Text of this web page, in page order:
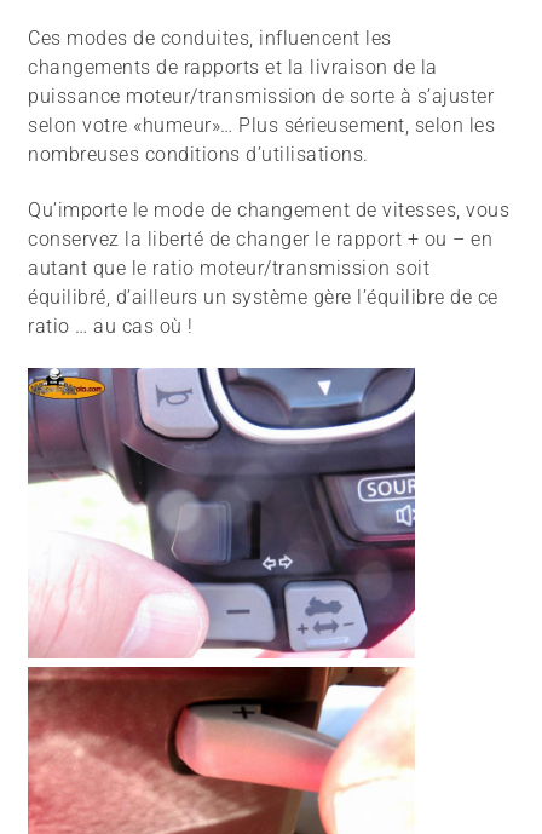
Ces modes de conduites, influencent les
changements de rapports et la livraison de la
puissance moteur/transmission de sorte à s’ajuster
selon votre «humeur»… Plus sérieusement, selon les
nombreuses conditions d’utilisations.
Qu’importe le mode de changement de vitesses, vous
conservez la liberté de changer le rapport + ou – en
autant que le ratio moteur/transmission soit
équilibré, d’ailleurs un système gère l’équilibre de ce
ratio … au cas où !